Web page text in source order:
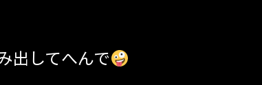
出してへんで